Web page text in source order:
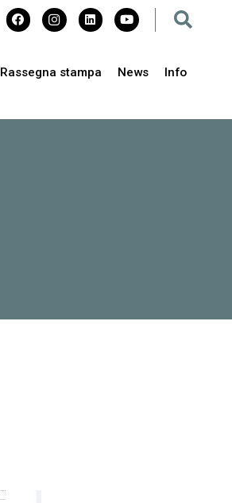
Rassegna stampa News Info